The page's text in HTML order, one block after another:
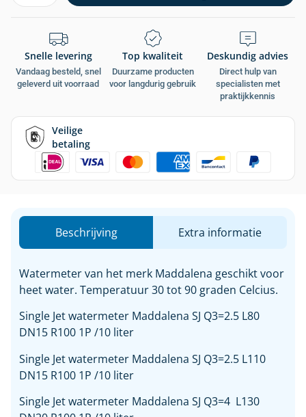
Snelle levering
Vandaag besteld, snel
geleverd uit voorraad
Top kwaliteit
Duurzame producten
voor langdurig gebruik
Deskundig advies
Direct hulp van
specialisten met
praktijkkennis
Veilige
betaling
Beschrijving Extra informatie
Watermeter van het merk Maddalena geschikt voor
heet water. Temperatuur 30 tot 90 graden Celcius.
Single Jet watermeter Maddalena SJ Q3=2.5 L80
DN15 R100 1P /10 liter
Single Jet watermeter Maddalena SJ Q3=2.5 L110
DN15 R100 1P /10 liter
Single Jet watermeter Maddalena SJ Q3=4 L130